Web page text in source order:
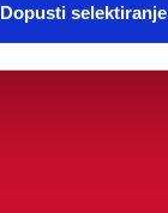
Dopusti selektiranje